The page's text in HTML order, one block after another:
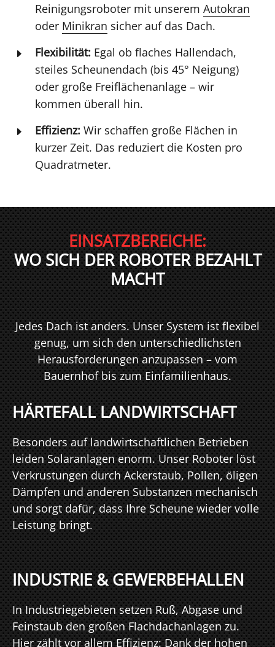
Reinigungsroboter mit unserem Autokran
oder Minikran sicher auf das Dach.
E Flexibilität: Egal ob flaches Hallendach,
steiles Scheunendach (bis 45° Neigung)
oder große Freiflächenanlage – wir
kommen überall hin.
E Effizienz: Wir schaffen große Flächen in
kurzer Zeit. Das reduziert die Kosten pro
Quadratmeter.
EINSATZBEREICHE:
WO SICH DER ROBOTER BEZAHLT
MACHT
Jedes Dach ist anders. Unser System ist flexibel
genug, um sich den unterschiedlichsten
Herausforderungen anzupassen – vom
Bauernhof bis zum Einfamilienhaus.
HÄRTEFALL LANDWIRTSCHAFT
Besonders auf landwirtschaftlichen Betrieben
leiden Solaranlagen enorm. Unser Roboter löst
Verkrustungen durch Ackerstaub, Pollen, öligen
Dämpfen und anderen Substanzen mechanisch
und sorgt dafür, dass Ihre Scheune wieder volle
Leistung bringt.
INDUSTRIE & GEWERBEHALLEN
In Industriegebieten setzen Ruß, Abgase und
Feinstaub den großen Flachdachanlagen zu.
Hier zählt vor allem Effizienz: Dank der hohen